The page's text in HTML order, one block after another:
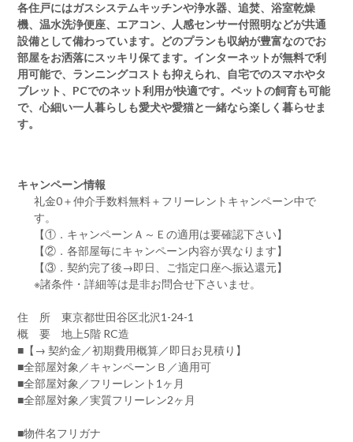
各住戸にはガスシステムキッチンや浄水器、追焚、浴室乾燥
機、温水洗浄便座、エアコン、人感センサー付照明などが共通
設備として備わっています。どのプランも収納が豊富なのでお
部屋をお洒落にスッキリ保てます。インターネットが無料で利
用可能で、ランニングコストも抑えられ、自宅でのスマホやタ
ブレット、PCでのネット利用が快適です。ペットの飼育も可能
で、心細い一人暮らしも愛犬や愛猫と一緒なら楽しく暮らせま
す。
キャンペーン情報
礼金0＋仲介手数料無料＋ フリーレント キャンペーン中で
す。
【①．キャンペーンＡ～Ｅの適用は要確認下さい】
【②．各部屋毎にキャンペーン内容が異なります】
【③．契約完了後→即日、ご指定口座へ振込還元】
※諸条件・詳細等は是非お問合せ下さいませ。
住 所 東京都世田谷区北沢1-24-1
概 要 地上5階 RC造
■【→ 契約金／初期費用概算／即日お見積り】
■全部屋対象／キャンペーンＢ／適用可
■全部屋対象／フリーレント1ヶ月
■全部屋対象／実質フリーレン2ヶ月
■物件名フリガナ